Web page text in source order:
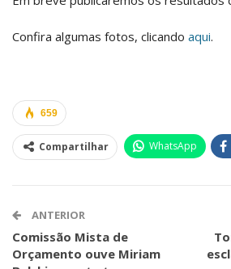
Confira algumas fotos, clicando aqui.
659
Compartilhar WhatsApp
ANTERIOR
Comissão Mista de
Orçamento ouve Miriam